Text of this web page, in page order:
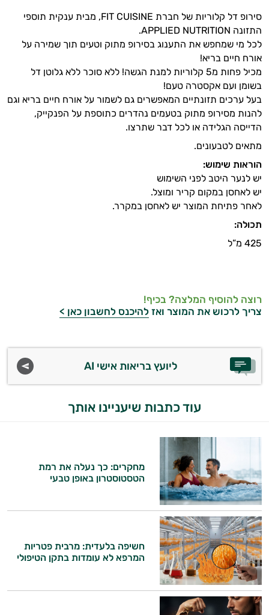
סירופ דל קלוריות של חברת FIT CUISINE, מבית ענקית תוספי
התזונה APPLIED NUTRITION.
לכל מי שמחפש את התענוג בסירופ מתוק וטעים תוך שמירה על
אורח חיים בריא!
מכיל פחות מ5 קלוריות למנת הגשה! ללא סוכר ללא גלוטן דל
בשומן ועם אקסטרה טעם!
בעל ערכים תזונתיים המאפשרים גם לשמור על אורח חיים בריא וגם
להנות מסירופ מתוק בטעמים נהדרים כתוספת על הפנקייק,
הדייסה הגלידה או לכל דבר שתרצו.
מתאים לטבעונים.
הוראות שימוש:
יש לנער היטב לפני השימוש
יש לאחסן במקום קריר ומוצל.
לאחר פתיחת המוצר יש לאחסן במקרר.
תכולה:
425 מ”ל
רוצה להוסיף המלצה? בכיף!
צריך לרכוש את המוצר ואז להיכנס לחשבון כאן >
ליועץ בריאות אישי AI
עוד כתבות שיעניינו אותך
מחקרים: כך נעלה את רמת
הטסטוסטרון באופן טבעי
חשיפה בלעדית: מרבית פטריות
המרפא לא עומדות בתקן הטיפולי